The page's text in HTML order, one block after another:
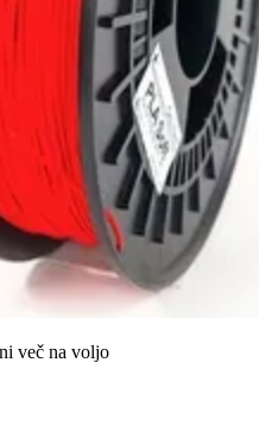
več na voljo